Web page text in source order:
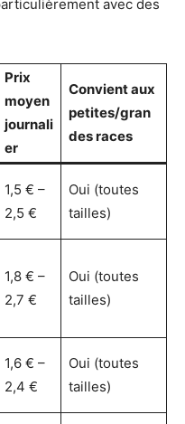
avec des
Prix
moyen
journali
er
Convient aux
petites/gran
des races
1,5 € –
2,5 €
Oui (toutes
tailles)
1,8 € –
2,7 €
Oui (toutes
tailles)
1,6 € –
2,4 €
Oui (toutes
tailles)